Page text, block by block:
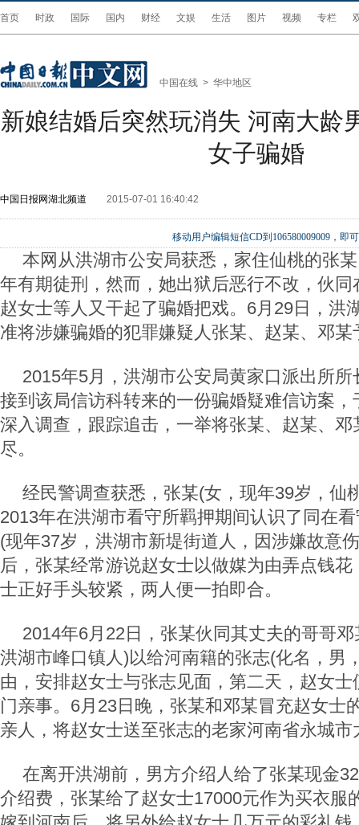
首页 时政 国际 国内 财经 文娱 生活 图片 视频 专栏
中国在线 > 华中地区
新娘结婚后突然玩消失 河南大龄
女子骗婚
中国日报网湖北频道 2015-07-01 16:40:42
移动用户编辑短信CD到106580009009，即
本网从洪湖市公安局获悉，家住仙桃的张
年有期徒刑，然而，她出狱后恶行不改，伙
赵女士等人又干起了骗婚把戏。6月29日，洪
准将涉嫌骗婚的犯罪嫌疑人张某、赵某、邓某
2015年5月，洪湖市公安局黄家口派出所
接到该局信访科转来的一份骗婚疑难信访案
深入调查，跟踪追击，一举将张某、赵某、
尽。
经民警调查获悉，张某(女，现年39岁，仙
2013年在洪湖市看守所羁押期间认识了同在
(现年37岁，洪湖市新堤街道人，因涉嫌故意
后，张某经常游说赵女士以做媒为由弄点钱
士正好手头较紧，两人便一拍即合。
2014年6月22日，张某伙同其丈夫的哥哥
洪湖市峰口镇人)以给河南籍的张志(化名，男
由，安排赵女士与张志见面，第二天，赵女
门亲事。6月23日晚，张某和邓某冒充赵女士
亲人，将赵女士送至张志的老家河南省永城市
在离开洪湖前，男方介绍人给了张某现金
介绍费，张某给了赵女士17000元作为买衣服